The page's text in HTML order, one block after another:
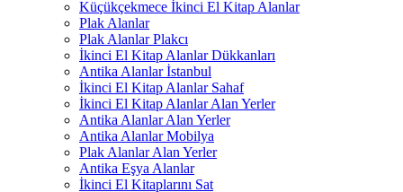
Küçükçekmece İkinci El Kitap Alanlar
Plak Alanlar
Plak Alanlar Plakcı
İkinci El Kitap Alanlar Dükkanları
Antika Alanlar İstanbul
İkinci El Kitap Alanlar Sahaf
İkinci El Kitap Alanlar Alan Yerler
Antika Alanlar Alan Yerler
Antika Alanlar Mobilya
Plak Alanlar Alan Yerler
Antika Eşya Alanlar
İkinci El Kitaplarını Sat